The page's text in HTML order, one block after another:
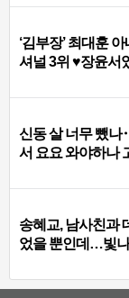
‘김부장’ 최대훈
셔널 3위 ♥장윤서
신동 살 너무 뺐나
서 요요 와야하나
송혜교, 남사친과
었을 뿐인데…빛